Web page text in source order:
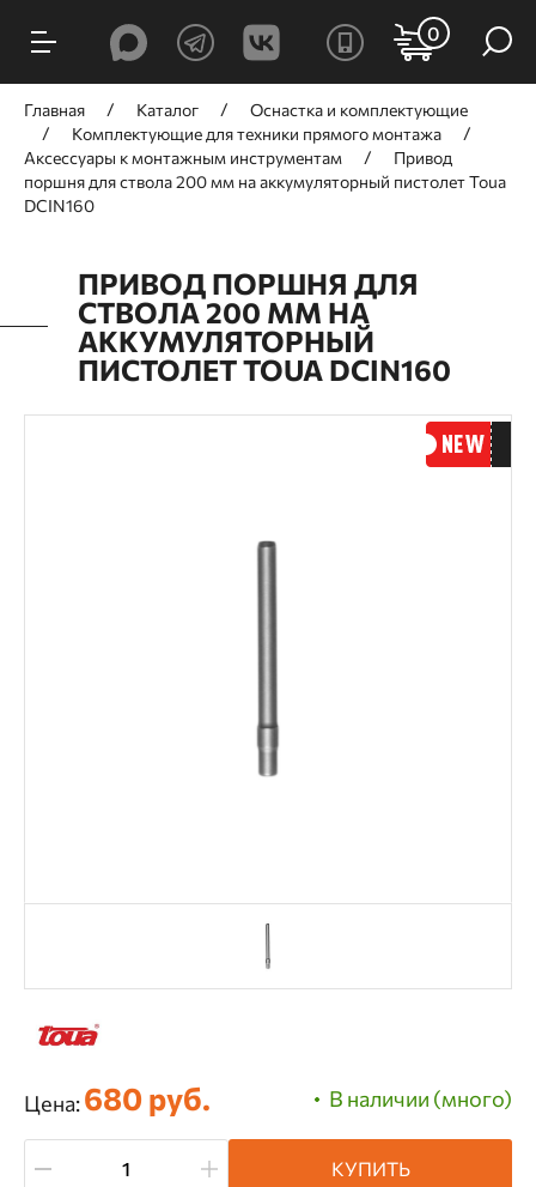
0
Главная Каталог
Оснастка и комплектующие
Комплектующие для техники прямого монтажа
Аксессуары к монтажным инструментам
Привод
поршня для ствола 200 мм на аккумуляторный пистолет Toua
DCIN160
ПРИВОД ПОРШНЯ ДЛЯ
СТВОЛА 200 ММ НА
АККУМУЛЯТОРНЫЙ
ПИСТОЛЕТ TOUA DCIN160
В наличии (много)
Цена:680 руб.
КУПИТЬ